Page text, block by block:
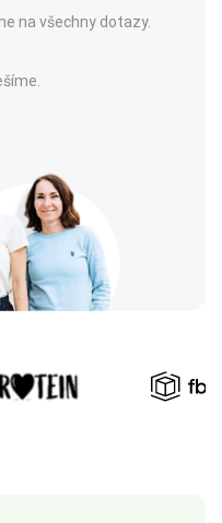
na všechny dotazy.